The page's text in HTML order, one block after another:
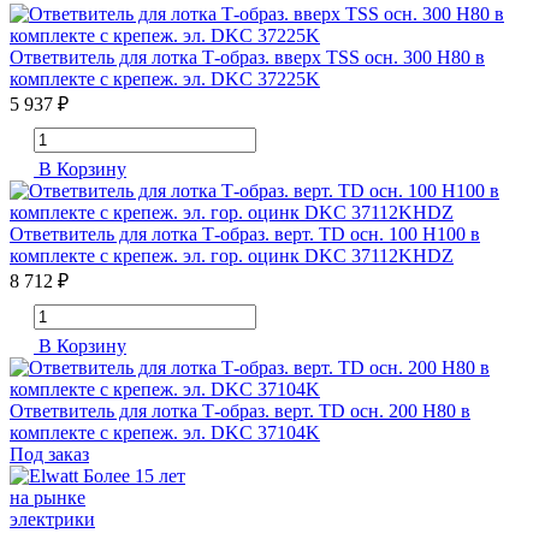
Ответвитель для лотка Т-образ. вверх TSS осн. 300 Н80 в
комплекте с крепеж. эл. DKC 37225K
5 937 ₽
В Корзину
Ответвитель для лотка Т-образ. верт. TD осн. 100 H100 в
комплекте с крепеж. эл. гор. оцинк DKC 37112KHDZ
8 712 ₽
В Корзину
Ответвитель для лотка Т-образ. верт. TD осн. 200 Н80 в
комплекте с крепеж. эл. DKC 37104K
Под заказ
Более 15 лет
на рынке
электрики